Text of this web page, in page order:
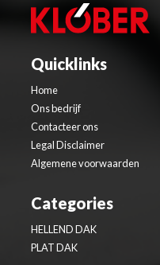
Quicklinks
Home
Ons bedrijf
Contacteer ons
Legal Disclaimer
Algemene voorwaarden
Categories
HELLEND DAK
PLAT DAK